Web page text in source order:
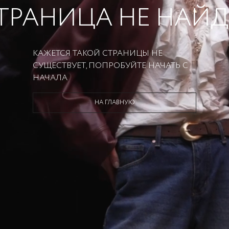
НЕ
КАЖЕТСЯ ТАКОЙ СТРАНИЦЫ НЕ
СУЩЕСТВУЕТ, ПОПРОБУЙТЕ НАЧАТЬ С
НАЧАЛА
НА ГЛАВНУЮ